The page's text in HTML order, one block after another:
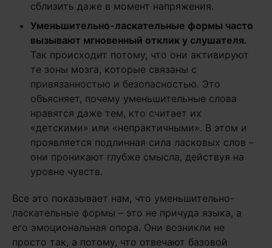
сблизить даже в момент напряжения.
Уменьшительно-ласкательные формы часто
вызывают мгновенный отклик у слушателя.
Так происходит потому, что они активируют
те зоны мозга, которые связаны с
привязанностью и безопасностью. Это
объясняет, почему уменьшительные слова
нравятся даже тем, кто считает их
«детскими» или «непрактичными». В этом и
проявляется подлинная сила ласковых слов –
они проникают глубже смысла, действуя на
уровне чувств.
Все это показывает нам, что уменьшительно-
ласкательные формы – это не причуда языка, а
его эмоциональная опора. Они возникли не
просто так, а потому, что отвечают базовой